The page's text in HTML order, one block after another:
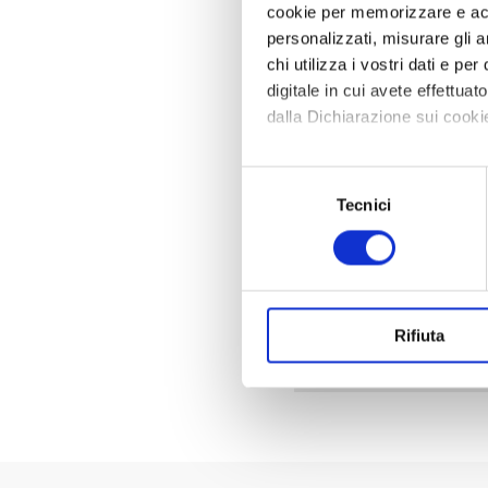
cookie per memorizzare e
personalizzati, misurare gli
chi utilizza i vostri dati e per
digitale in cui avete
dalla Dichiarazione sui
Con il tuo consenso,
raccogliere
digitali).
modificare o ritirare il tuo
Utilizziamo cookie tecnici
di profilazione, anche di
Tecnici
Rifiuta
Inserisci